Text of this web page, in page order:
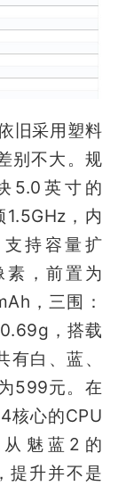
旧采用塑料
别不大。规
5.0英寸的
，内
持容量扩
素，前置为
，三围：
，搭载
白、蓝、
599元。在
核心的CPU
魅蓝2的
提升并不是